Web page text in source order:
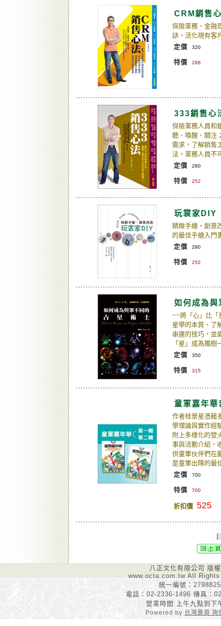
CRM銷售
保險業務、金融
訣，活化現有客
定價
320
特價 288
333銷售心
保險業務人員和
聽、喚醒、關注
需求，了解銷售
法，業務人員不
定價
280
特價 252
玩裳家DIY
精緻手繪‧創意
的最佳手繪入門
定價
280
特價 252
如何成為與
~~將「心」比「
星學的本質、了
串連的技巧，並
「星」成為獨
定價
350
特價 315
童軍嘉年華
作者桂景星憑藉
學理論與實作經
附上多樣化的營
事與活動介紹，
供童軍伙伴們在
是童軍出隊的
定價
700
特價 700
折扣價 525
[
八正文化有限公司 版
www.octa.com.tw All
統一編號：
電話：02-2336-1496 傳真：
營業時間:上午九點到下
Powered by 台灣黃頁 詢